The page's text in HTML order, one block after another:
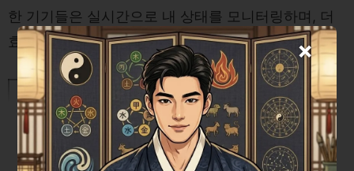
한 기기들은 실시간으로 내 상태를 모니터링하며, 더
효과적인 회복 과정을 도와줍니다.
교통사고 대처법: 운전자가 꼭 알아야
할 안전 가이드라인
×